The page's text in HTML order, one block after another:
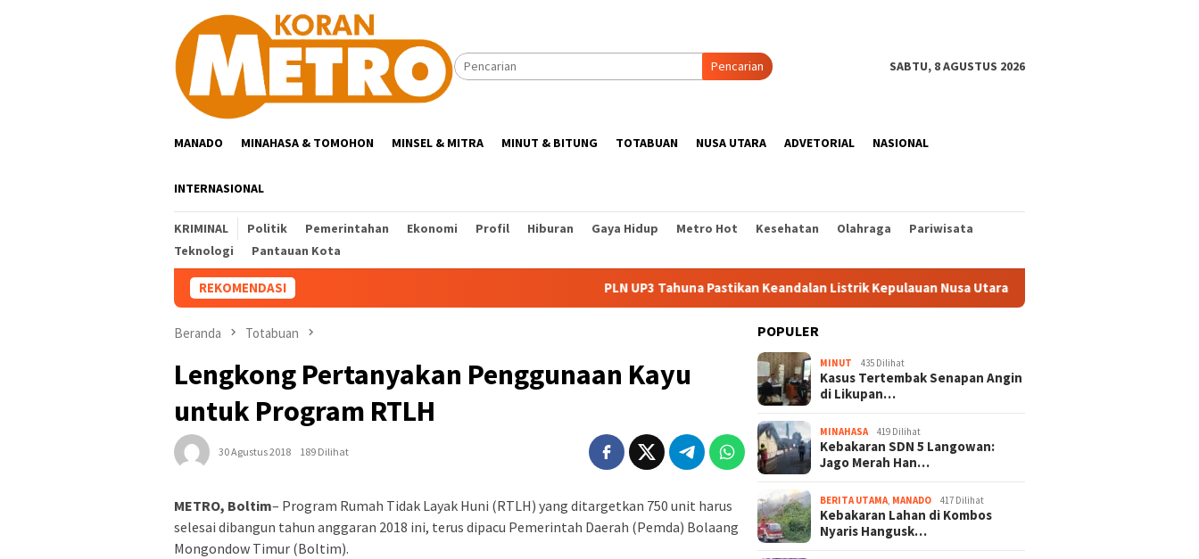
Pencarian
SABTU, 8 AGUSTUS 2026
MANADO MINAHASA & TOMOHON MINSEL & MITRA MINUT & BITUNG TOTABUAN NUSA UTARA ADVETORIAL NASIONAL
INTERNASIONAL
KRIMINAL Politik Pemerintahan Ekonomi Profil Hiburan Gaya Hidup Metro Hot Kesehatan Olahraga
Pariwisata
Teknologi
Pantauan Kota
REKOMENDASI PLN UP3 Tahuna Pastikan Keandalan Listrik Kepulauan Nusa Utara Jelang HUT ke-81 RI
Beranda Totabuan
Lengkong Pertanyakan Penggunaan Kayu
untuk Program RTLH
30 Agustus 2018 189 Dilihat
METRO, Boltim– Program Rumah Tidak Layak Huni (RTLH) yang ditargetkan 750 unit harus
selesai dibangun tahun anggaran 2018 ini, terus dipacu Pemerintah Daerah (Pemda) Bolaang
Mongondow Timur (Boltim).
POPULER
MINUT 435 Dilihat
Kasus Tertembak Senapan Angin
di Likupan…
MINAHASA 419 Dilihat
Kebakaran SDN 5 Langowan:
Jago Merah Han…
BERITA UTAMA, MANADO 417 Dilihat
Kebakaran Lahan di Kombos
Nyaris Hangusk…